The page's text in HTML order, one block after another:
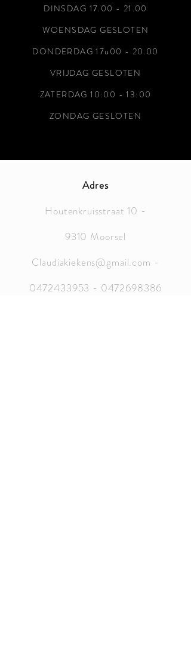
DINSDAG 17.00 - 21.00
WOENSDAG GESLOTEN
DONDERDAG 17u00 - 20.00
VRIJDAG GESLOTEN
ZATERDAG 10:00 - 13:00
ZONDAG GESLOTEN
Adres
Houtenkruisstraat 10 -
9310 Moorsel
Claudiakiekens@gmail.com -
0472433953 - 0472698386